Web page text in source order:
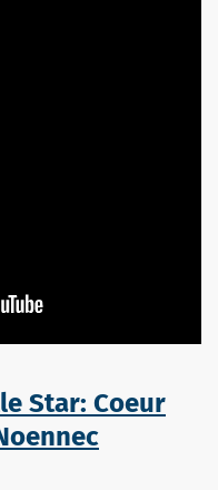
Star: Coeur